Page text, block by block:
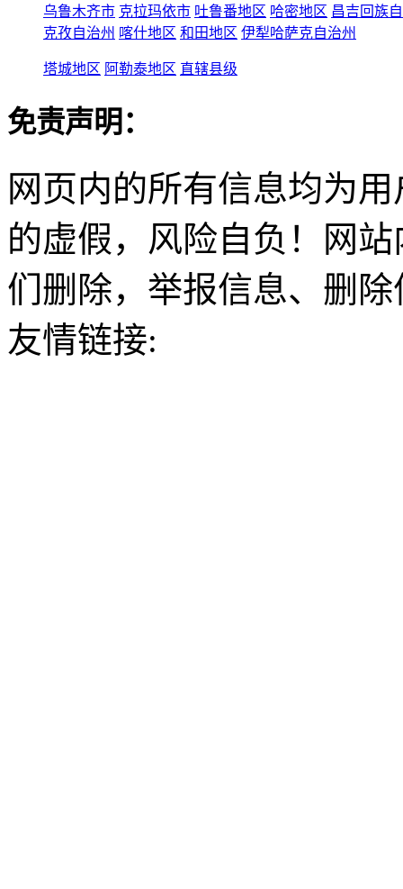
乌鲁木齐市 克拉玛依市 吐鲁番地区 哈密地区 昌吉回族
克孜自治州 喀什地区 和田地区 伊犁哈萨克自治州
塔城地区 阿勒泰地区 直辖县级
免责声明：
网页内的所有信息均为
的虚假，风险自负！网
们删除，举报信息、删
友情链接: